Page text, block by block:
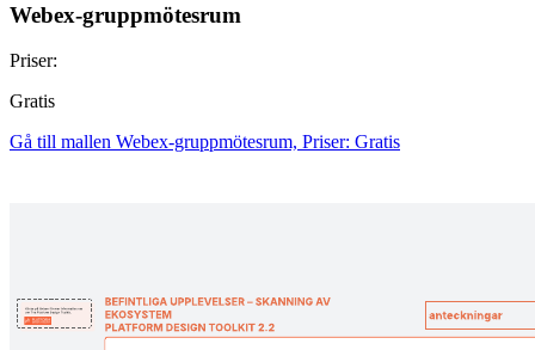
Webex-gruppmötesrum
Priser:
Gratis
Gå till mallen Webex-gruppmötesrum, Priser: Gratis